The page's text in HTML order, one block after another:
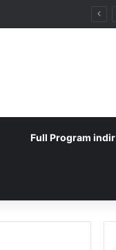
Full Program indir